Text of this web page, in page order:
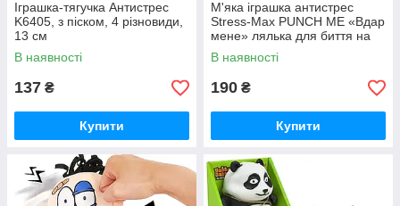
Іграшка-тягучка Антистрес
K6405, з піском, 4 різновиди,
13 см
В наявності
137 ₴
Купити
М'яка іграшка антистрес
Stress-Max PUNCH ME «Вдар
мене» лялька для биття на
присосках зі звуковими
ефектами
В наявності
190 ₴
Купити